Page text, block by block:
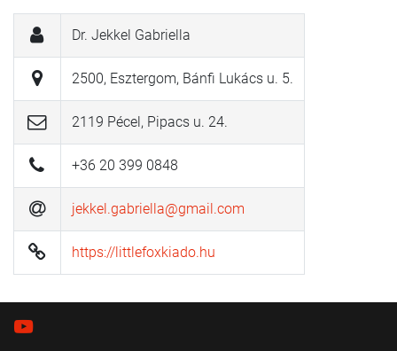
Dr. Jekkel Gabriella
2500, Esztergom, Bánfi Lukács u. 5.
2119 Pécel, Pipacs u. 24.
+36 20 399 0848
jekkel.gabriella@gmail.com
https://littlefoxkiado.hu